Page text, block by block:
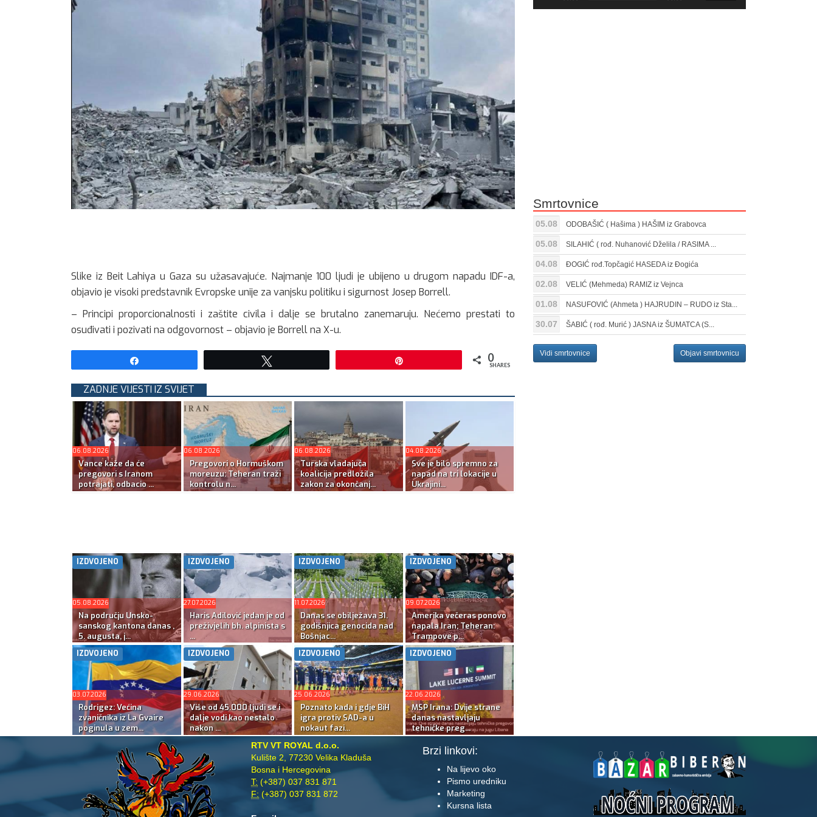
Slike iz Beit Lahiya u Gaza su užasavajuće. Najmanje 100 ljudi je ubijeno u drugom napadu IDF-a,
objavio je visoki predstavnik Evropske unije za vanjsku politiku i sigurnost Josep Borrell.
– Principi proporcionalnosti i zaštite civila i dalje se brutalno zanemaruju. Nećemo prestati to
osuđivati ​​i pozivati ​​na odgovornost – objavio je Borrell na X-u.
0
SHARES
ZADNJE VIJESTI IZ SVIJET
06.08.2026
Vance kaže da će
pregovori s Iranom
potrajati, odbacio ...
06.08.2026
Pregovori o Hormuškom
moreuzu: Teheran traži
kontrolu n...
06.08.2026
Turska vladajuća
koalicija predložila
zakon za okončanj...
04.08.2026
Sve je bilo spremno za
napad na tri lokacije u
Ukrajini...
IZDVOJENO
05.08.2026
Na području Unsko-
sanskog kantona danas ,
5. augusta, j...
IZDVOJENO
27.07.2026
Haris Adilović jedan je od
preživjelih bh. alpinista s
...
IZDVOJENO
11.07.2026
Danas se obilježava 31.
godišnjica genocida nad
Bošnjac...
IZDVOJENO
09.07.2026
Amerika večeras ponovo
napala Iran; Teheran:
Trampove p...
IZDVOJENO
03.07.2026
Rodrigez: Većina
zvaničnika iz La Gvaire
poginula u zem...
IZDVOJENO
29.06.2026
Više od 45.000 ljudi se i
dalje vodi kao nestalo
nakon ...
IZDVOJENO
25.06.2026
Poznato kada i gdje BiH
igra protiv SAD-a u
nokaut fazi...
IZDVOJENO
22.06.2026
MSP Irana: Dvije strane
danas nastavljaju
tehničke preg...
Gore/Dole
Smrtovnice
05.08 ODOBAŠIĆ ( Hašima ) HAŠIM iz Grabovca
05.08 SILAHIĆ ( rođ. Nuhanović Dželila / RASIMA ...
04.08 ĐOGIĆ rođ.Topčagić HASEDA iz Đogića
02.08 VELIĆ (Mehmeda) RAMIZ iz Vejnca
01.08 NASUFOVIĆ (Ahmeta ) HAJRUDIN – RUDO iz Sta...
30.07 ŠABIĆ ( rođ. Murić ) JASNA iz ŠUMATCA (S...
Vidi smrtovnice Objavi smrtovnicu
RTV VT ROYAL d.o.o.
Kulište 2, 77230 Velika Kladuša
Bosna i Hercegovina
T: (+387) 037 831 871
F: (+387) 037 831 872
Brzi linkovi:
Na lijevo oko
Pismo uredniku
Marketing
Kursna lista